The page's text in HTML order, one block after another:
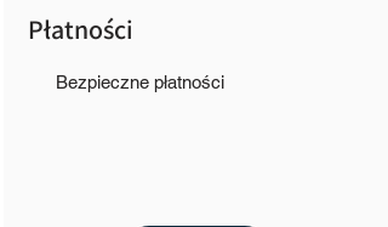
Płatności
Bezpieczne płatności